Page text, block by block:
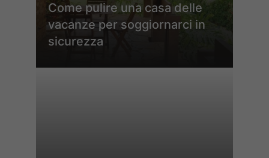
Come pulire una casa delle
vacanze per soggiornarci in
sicurezza